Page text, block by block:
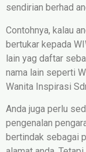
sendirian berhad
Contohnya, kalau
bertukar kepada
lain yag daftar
nama lain seperti
Wanita Inspirasi
Anda juga perlu
pengenalan
bertindak sebagai